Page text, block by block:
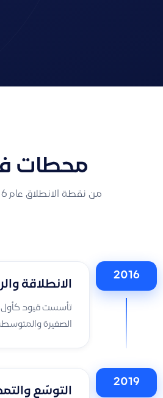
محطات
2016
الانطلاقة
الصغيرة
2019
التوسّع